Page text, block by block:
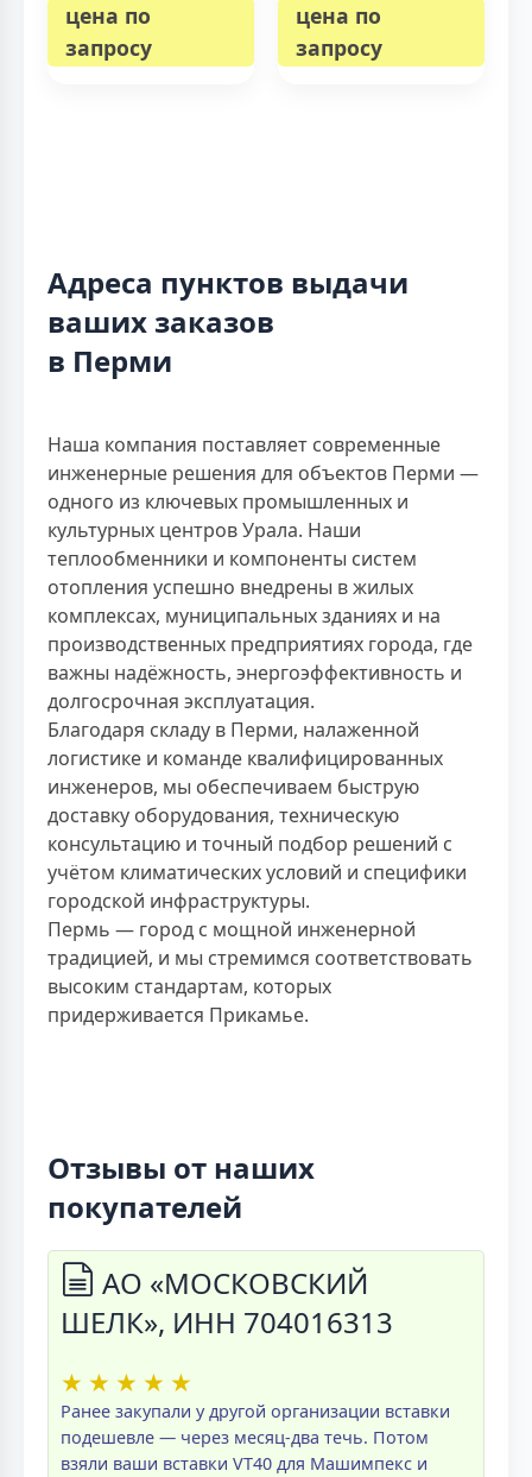
цена по
запросу
цена по
запросу
Адреса пунктов выдачи
ваших заказов
в Перми
Наша компания поставляет современные
инженерные решения для объектов Перми —
одного из ключевых промышленных и
культурных центров Урала. Наши
теплообменники и компоненты систем
отопления успешно внедрены в жилых
комплексах, муниципальных зданиях и на
производственных предприятиях города, где
важны надёжность, энергоэффективность и
долгосрочная эксплуатация.
Благодаря складу в Перми, налаженной
логистике и команде квалифицированных
инженеров, мы обеспечиваем быструю
доставку оборудования, техническую
консультацию и точный подбор решений с
учётом климатических условий и специфики
городской инфраструктуры.
Пермь — город с мощной инженерной
традицией, и мы стремимся соответствовать
высоким стандартам, которых
придерживается Прикамье.
Отзывы от наших
покупателей
АО «МОСКОВСКИЙ
ШЕЛК», ИНН 704016313
★ ★ ★ ★ ★
Ранее закупали у другой организации вставки
подешевле — через месяц-два течь. Потом
взяли ваши вставки VT40 для Машимпекс и